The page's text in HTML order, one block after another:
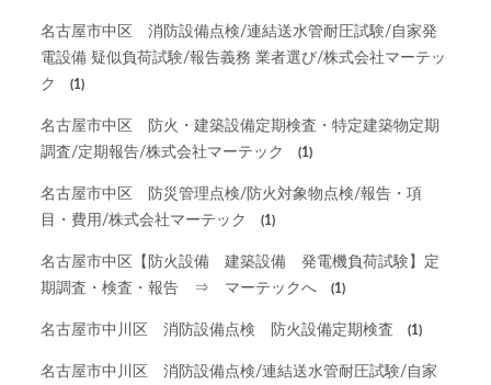
名古屋市中区 消防設備点検/連結送水管耐圧試験/自家発
電設備 疑似負荷試験/報告義務 業者選び/株式会社マーテッ
ク
(1)
名古屋市中区 防火・建築設備定期検査・特定建築物定期
調査/定期報告/株式会社マーテック
(1)
名古屋市中区 防災管理点検/防火対象物点検/報告・項
目・費用/株式会社マーテック
(1)
名古屋市中区【防火設備 建築設備 発電機負荷試験】定
期調査・検査・報告 ⇒ マーテックへ
(1)
名古屋市中川区 消防設備点検 防火設備定期検査 (1)
名古屋市中川区 消防設備点検/連結送水管耐圧試験/自家